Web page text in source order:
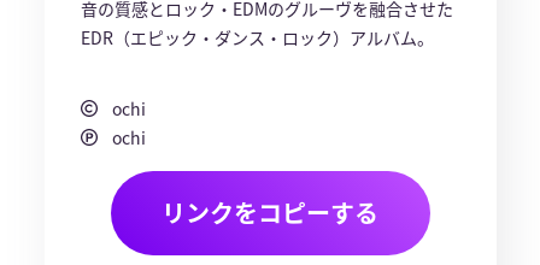
音の質感とロック・EDMのグルーヴを融合させた
EDR（エピック・ダンス・ロック）アルバム。
ochi
ochi
リンクをコピーする